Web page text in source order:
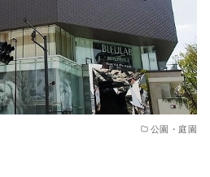
公園・庭園